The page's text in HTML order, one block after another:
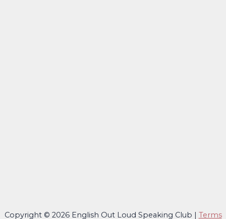
Copyright © 2026 English Out Loud Speaking Club | Terms